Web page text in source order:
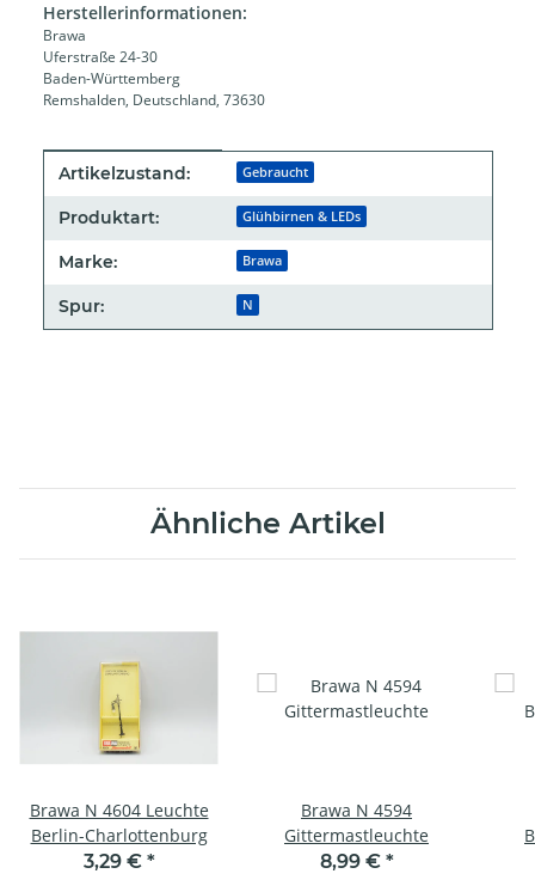
Herstellerinformationen:
Brawa
Uferstraße 24-30
Baden-Württemberg
Remshalden, Deutschland, 73630
Produkteigenschaft
Wert
Artikelzustand: Gebraucht
Produktart: Glühbirnen & LEDs
Marke: Brawa
Spur: N
Ähnliche Artikel
Brawa N 4604 Leuchte
Berlin-Charlottenburg
3,29 € *
Brawa N 4594
Gittermastleuchte
8,99 € *